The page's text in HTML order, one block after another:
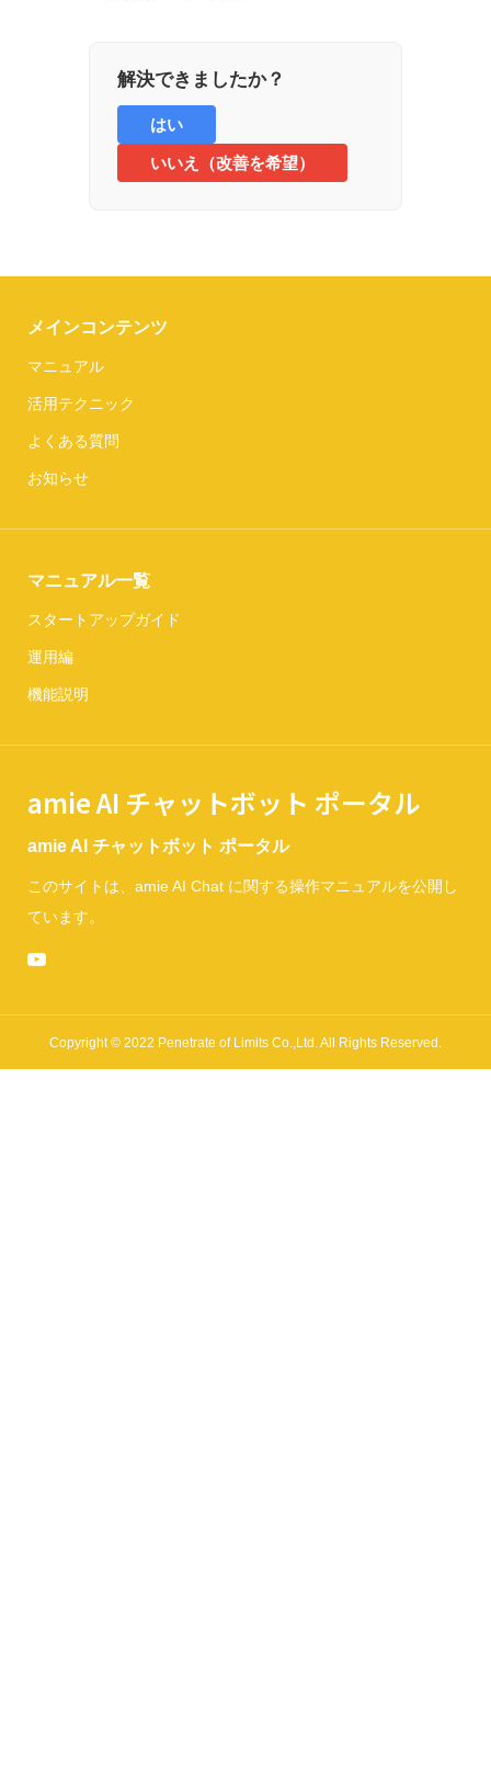
解決できましたか？
はい
いいえ（改善を希望）
メインコンテンツ
マニュアル
活用テクニック
よくある質問
お知らせ
マニュアル一覧
スタートアップガイド
運用編
機能説明
amie AI チャットボット ポータル
amie AI チャットボット ポータル
このサイトは、amie AI Chat に関する操作マニュアルを公開し
ています。
Copyright © 2022 Penetrate of Limits Co.,Ltd. All Rights Reserved.